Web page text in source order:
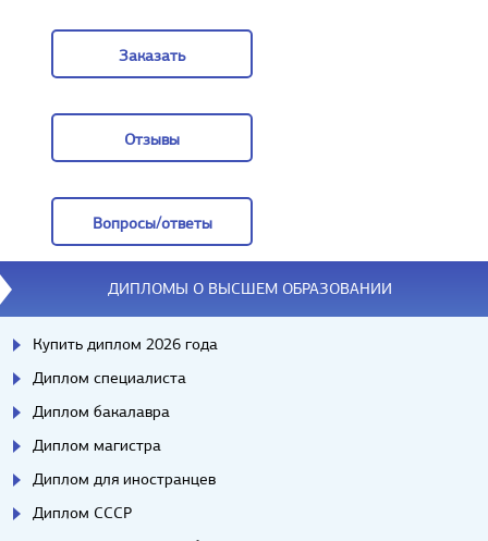
Заказать
Отзывы
Вопросы/ответы
Вопросы/ответы
ДИПЛОМЫ О ВЫСШЕМ ОБРАЗОВАНИИ
Купить диплом 2026 года
Диплом специалиста
Диплом бакалавра
Диплом магистра
Диплом для иностранцев
Диплом СССР